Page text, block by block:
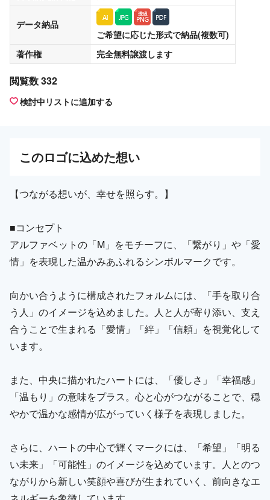
データ納品
ご希望に応じた形式で納品(複数可)
著作権
完全無料譲渡します
閲覧数 332
検討中リストに追加する
このロゴに込めた想い
【つながる想いが、幸せを照らす。】
■コンセプト
アルファベットの「M」をモチーフに、「繋がり」や「愛
情」を表現した温かみあふれるシンボルマークです。
向かい合うように構成されたフォルムには、「手を取り合
う人」のイメージを込めました。人と人が寄り添い、支え
合うことで生まれる「愛情」「絆」「信頼」を視覚化して
います。
また、中央に描かれたハートには、「優しさ」「幸福感」
「温もり」の意味をプラス。心と心がつながることで、穏
やかで温かな感情が広がっていく様子を表現しました。
さらに、ハートの中心で輝くマークには、「希望」「明る
い未来」「可能性」のイメージを込めています。人とのつ
ながりから新しい笑顔や喜びが生まれていく、前向きなエ